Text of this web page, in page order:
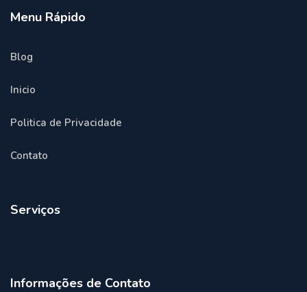
Menu Rápido
Blog
Inicio
Politica de Privacidade
Contato
Serviços
Informações de Contato